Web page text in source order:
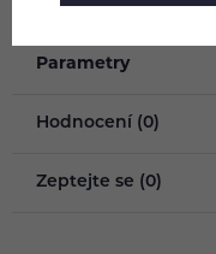
Parametry
Hodnocení (0)
Zeptejte se (0)